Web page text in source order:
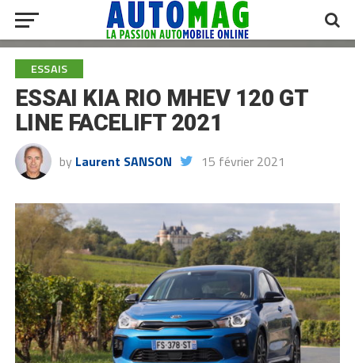
ESSAIS
ESSAI KIA RIO MHEV 120 GT
LINE FACELIFT 2021
by Laurent SANSON 15 février 2021